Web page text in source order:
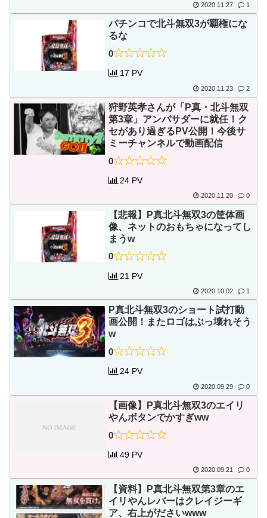
2020.11.27 1
パチンコで北斗無双3が覇権にな
るな
0
17 PV
2020.11.23 2
狩野英孝さんが「P真・北斗無双
第3章」アンバサダーに就任！ク
セがあり過ぎるPV公開！今後サ
ミーチャンネルで動画配信
0
24 PV
2020.11.20 0
【悲報】P真北斗無双3の筐体画
像、ネットのおもちゃになってし
まうw
0
21 PV
2020.10.02 1
P真北斗無双3のショート試打動
画公開！またロゴはぶっ壊れそう
w
0
24 PV
2020.09.29 0
【画像】P真北斗無双3のエイリ
やんボタンでかすぎww
0
49 PV
2020.09.21 0
【資料】P真北斗無双第3章のエ
イリやんレバーはクレイジーギ
ア、右上がださいwww